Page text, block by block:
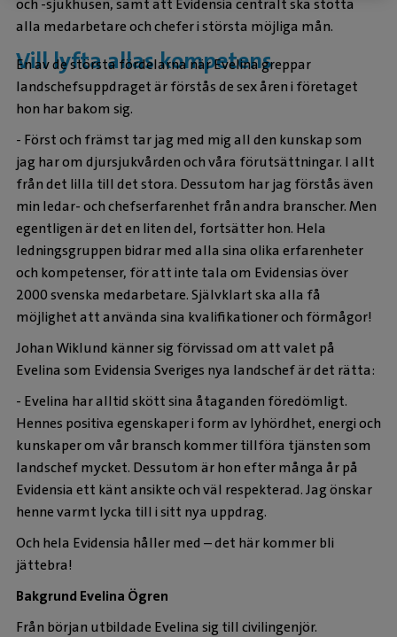
och -sjukhusen, samt att Evidensia centralt ska stötta
alla medarbetare och chefer i största möjliga mån.
Vill lyfta allas kompetens
En av de största fördelarna när Evelina greppar
landschefsuppdraget är förstås de sex åren i företaget
hon har bakom sig.
- Först och främst tar jag med mig all den kunskap som
jag har om djursjukvården och våra förutsättningar. I allt
från det lilla till det stora. Dessutom har jag förstås även
min ledar- och chefserfarenhet från andra branscher. Men
egentligen är det en liten del, fortsätter hon. Hela
ledningsgruppen bidrar med alla sina olika erfarenheter
och kompetenser, för att inte tala om Evidensias över
2000 svenska medarbetare. Självklart ska alla få
möjlighet att använda sina kvalifikationer och förmågor!
Johan Wiklund känner sig förvissad om att valet på
Evelina som Evidensia Sveriges nya landschef är det rätta:
- Evelina har alltid skött sina åtaganden föredömligt.
Hennes positiva egenskaper i form av lyhördhet, energi och
kunskaper om vår bransch kommer tillföra tjänsten som
landschef mycket. Dessutom är hon efter många år på
Evidensia ett känt ansikte och väl respekterad. Jag önskar
henne varmt lycka till i sitt nya uppdrag.
Och hela Evidensia håller med – det här kommer bli
jättebra!
Bakgrund Evelina Ögren
Från början utbildade Evelina sig till civilingenjör.